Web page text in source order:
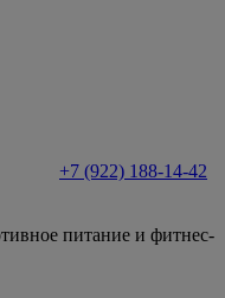
+7 (922) 188-14-42
питание и фитнес-